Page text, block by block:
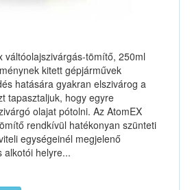
váltóolajszivárgás-tömítő, 250ml
kitett gépjárművek
hatására gyakran elszivárog a
tapasztaljuk, hogy egyre
olajat pótolni. Az AtomEX
rendkívül hatékonyan szünteti
egységeinél megjelenő
alkotói helyre...